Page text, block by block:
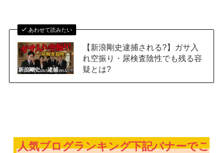
あわせて読みたい
【新浪剛史逮捕される?】ガサ入
れ空振り・尿検査陰性でも残る容
疑とは?
人気ブログランキング下記バナーでこ